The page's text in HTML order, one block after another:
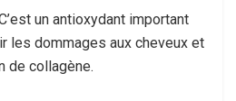
un antioxydant important
les dommages aux cheveux et
de collagène.